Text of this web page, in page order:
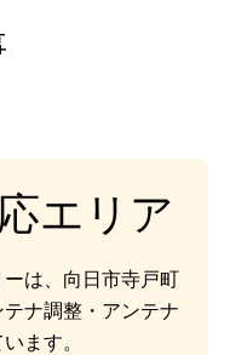
エリア
は、向日市寺戸町
ナ調整・アンテナ
ます。